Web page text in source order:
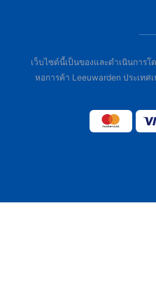
เว็บไซต์นี้เป็นของและดำเนินการโ
หอการค้า Leeuwarden ประเทศ